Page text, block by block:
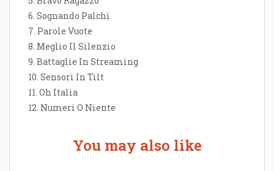
6. Sognando Palchi
7. Parole Vuote
8. Meglio Il Silenzio
9. Battaglie In Streaming
10. Sensori In Tilt
11. Oh Italia
12. Numeri O Niente
You may also like